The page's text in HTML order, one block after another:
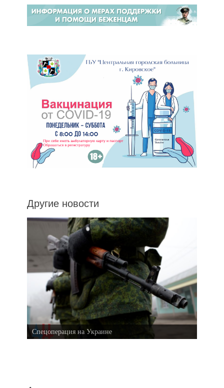
Другие новости
Спецоперация на Украине